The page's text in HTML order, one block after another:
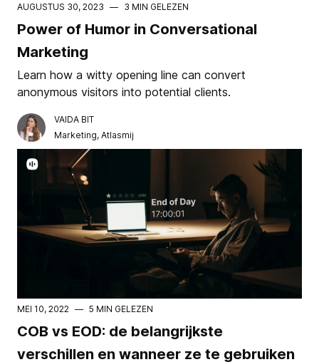
AUGUSTUS 30, 2023 — 3 MIN GELEZEN
Power of Humor in Conversational
Marketing
Learn how a witty opening line can convert
anonymous visitors into potential clients.
VAIDA BIT
Marketing, Atlasmij
MEI 10, 2022 — 5 MIN GELEZEN
COB vs EOD: de belangrijkste
verschillen en wanneer ze te gebruiken